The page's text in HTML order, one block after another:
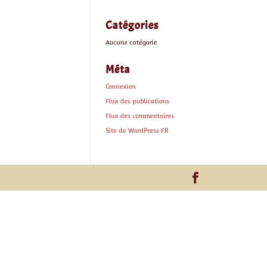
Catégories
Aucune catégorie
Méta
Connexion
Flux des publications
Flux des commentaires
Site de WordPress-FR